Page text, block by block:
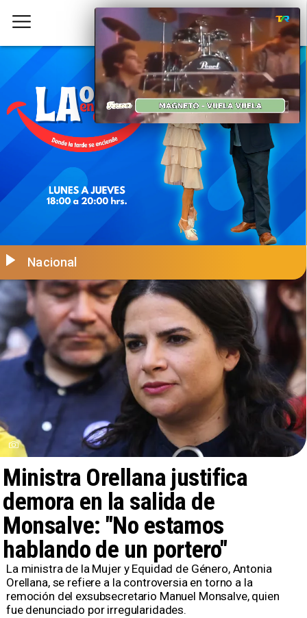
Ministra Orellana justifica
demora en la salida de
Monsalve: "No estamos
hablando de un portero"
Nacional
​La ministra de la Mujer y Equidad de Género, Antonia
Orellana, se refiere a la controversia en torno a la
remoción del exsubsecretario Manuel Monsalve, quien
fue denunciado por irregularidades.